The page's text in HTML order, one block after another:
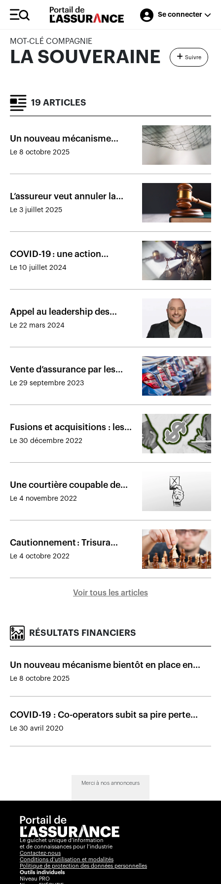
Se connecter
MOT-CLÉ COMPAGNIE
LA SOUVERAINE Suivre
19 ARTICLES
Un nouveau mécanisme
bientôt en place en cas de
Le 8 octobre 2025
L’assureur veut annuler la
police d’un exploitant de sites
Le 3 juillet 2025
COVID-19 : une action
collective est autorisée par la
Le 10 juillet 2024
Appel au leadership des
diplômés pour faire la
Le 22 mars 2024
Vente d’assurance par les
concessionnaires : les mêmes
Le 29 septembre 2023
Fusions et acquisitions : les
transactions marquantes de
Le 30 décembre 2022
Une courtière coupable de
négligence dans la tenue de
Le 4 novembre 2022
Cautionnement : Trisura
consolide ses parts de marché
Le 4 octobre 2022
Voir tous les articles
RÉSULTATS FINANCIERS
Un nouveau mécanisme bientôt en place en
cas de faillite d’un assureur canadien
Le 8 octobre 2025
COVID-19 : Co-operators subit sa pire perte
nette des dix dernières années
Le 30 avril 2020
Merci à nos annonceurs
Le guichet unique d’information
et de connaissances pour l’industrie
Contactez-nous
Conditions d’utilisation et modalités
Politique de protection des données personnelles
Outils individuels
Niveau PRO